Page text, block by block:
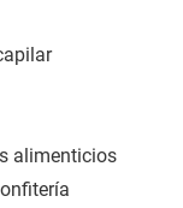
alimenticios